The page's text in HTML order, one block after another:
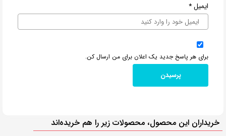
ایمیل*
برای هر پاسخ جدید یک اعلان برای من ارسال کن.
خریداران این محصول، محصولات زیر را هم خریده‌اند